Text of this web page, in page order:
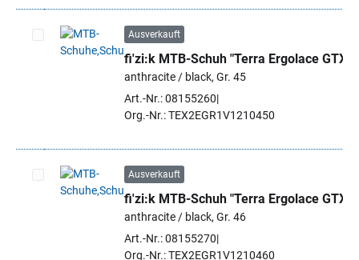
Artikel auswählen
Ausverkauft
fi'zi:k MTB-Schuh "Terra Ergolace GTX"
anthracite / black, Gr. 45
Art.-Nr.: 08155260
Org.-Nr.: TEX2EGR1V1210450
Artikel auswählen
Ausverkauft
fi'zi:k MTB-Schuh "Terra Ergolace GTX"
anthracite / black, Gr. 46
Art.-Nr.: 08155270
Org.-Nr.: TEX2EGR1V1210460